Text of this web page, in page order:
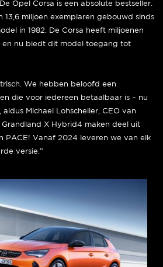
Opel Corsa is een absolute bestseller.
13,6 miljoen exemplaren gebouwd sinds
in 1982. De Corsa heeft miljoenen
en nu biedt dit model toegang tot
We hebben beloofd een
die voor iedereen betaalbaar is – nu
aldus Michael Lohscheller, CEO van
Grandland X Hybrid4 maken deel uit
PACE! Vanaf 2024 leveren we van elk
versie.”